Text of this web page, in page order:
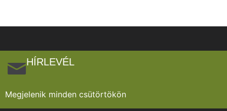
HÍRLEVÉL
Megjelenik minden csütörtökön